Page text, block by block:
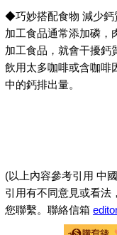
◆巧妙搭配食物 減少鈣
加工食品通常添加磷，
加工食品，就會干擾鈣
飲用太多咖啡或含咖啡
中的鈣排出量。
(以上內容參考引用 中
引用有不同意見或看法
您聯繫。聯絡信箱